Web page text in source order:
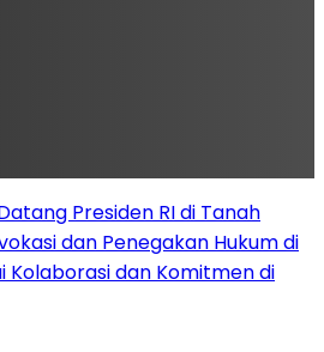
Presiden RI di Tanah
dan Penegakan Hukum di
Kolaborasi dan Komitmen di